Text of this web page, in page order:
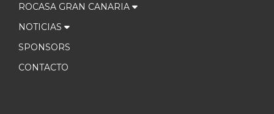
ROCASA GRAN CANARIA
NOTICIAS
SPONSORS
CONTACTO